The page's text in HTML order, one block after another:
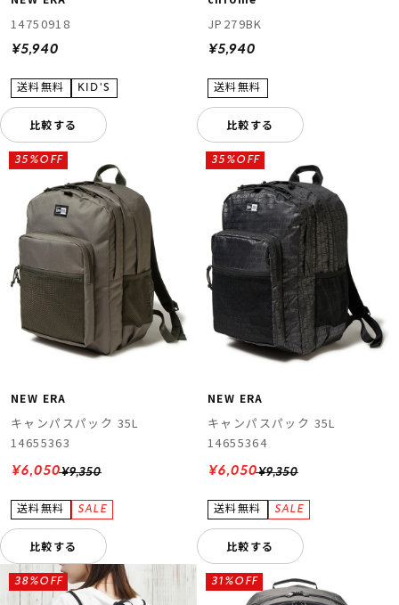
14750918
¥5,940
比較する
JP279BK
¥5,940
比較する
NEW ERA
キャンパスパック 35L
14655363
¥9,350
35%OFF
¥6,050
比較する
NEW ERA
キャンパスパック 35L
14655364
¥9,350
35%OFF
¥6,050
比較する
38%OFF 31%OFF